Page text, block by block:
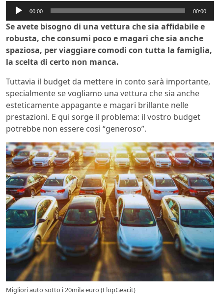
Audio
Player
00:00 00:00
Se avete bisogno di una vettura che sia affidabile e
robusta, che consumi poco e magari che sia anche
spaziosa, per viaggiare comodi con tutta la famiglia,
la scelta di certo non manca.
Tuttavia il budget da mettere in conto sarà importante,
specialmente se vogliamo una vettura che sia anche
esteticamente appagante e magari brillante nelle
prestazioni. E qui sorge il problema: il vostro budget
potrebbe non essere così “generoso”.
Migliori auto sotto i 20mila euro (FlopGear.it)